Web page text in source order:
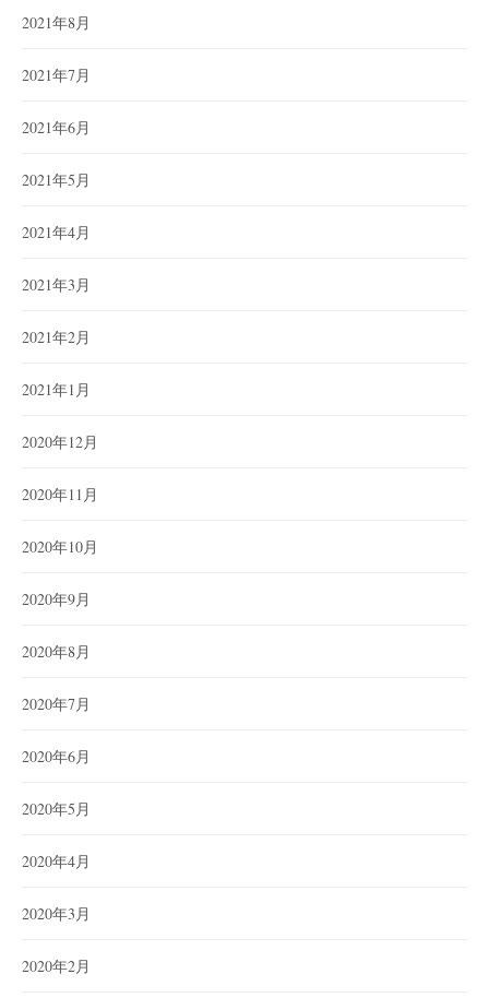
2021年8月
2021年7月
2021年6月
2021年5月
2021年4月
2021年3月
2021年2月
2021年1月
2020年12月
2020年11月
2020年10月
2020年9月
2020年8月
2020年7月
2020年6月
2020年5月
2020年4月
2020年3月
2020年2月